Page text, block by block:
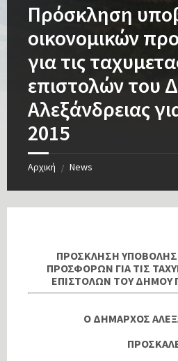
Πρόσκληση
οικονομικών
για τις
επιστολών του
Αλεξάνδρειας
2015
Αρχική / News
ΠΡΟΣΚΛΗΣΗ
ΠΡΟΣΦΟΡΩΝ ΓΙΑ ΤΙΣ
ΕΠΙΣΤΟΛΩΝ ΤΟΥ ΔΗΜΟΥ
Ο ΔΗΜΑΡΧΟΣ